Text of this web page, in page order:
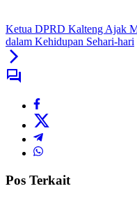
Ketua DPRD Kalteng Ajak
dalam Kehidupan Sehari-hari
Pos Terkait